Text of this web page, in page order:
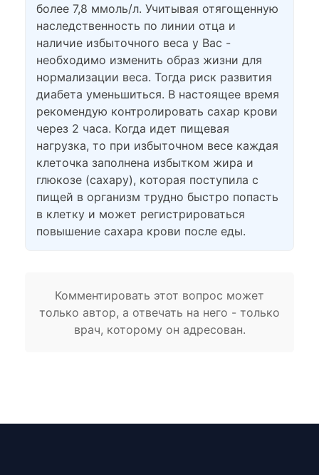
более 7,8 ммоль/л. Учитывая отягощенную
наследственность по линии отца и
наличие избыточного веса у Вас -
необходимо изменить образ жизни для
нормализации веса. Тогда риск развития
диабета уменьшиться. В настоящее время
рекомендую контролировать сахар крови
через 2 часа. Когда идет пищевая
нагрузка, то при избыточном весе каждая
клеточка заполнена избытком жира и
глюкозе (сахару), которая поступила с
пищей в организм трудно быстро попасть
в клетку и может регистрироваться
повышение сахара крови после еды.
Комментировать этот вопрос может
только автор, а отвечать на него - только
врач, которому он адресован.